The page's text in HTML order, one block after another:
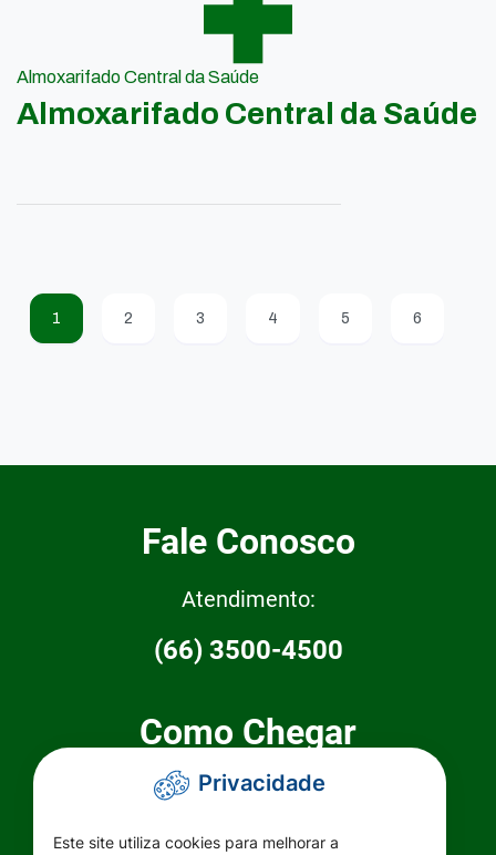
Almoxarifado Central da Saúde
Almoxarifado Central da Saúde
1 2 3 4 5 6
Fale Conosco
Atendimento:
(66) 3500-4500
Como Chegar
Prefeitura Municipal de Primavera do
Privacidade
Este site utiliza cookies para melhorar a